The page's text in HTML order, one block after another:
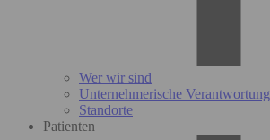
Wer wir sind
Unternehmerische Verantwortung
Standorte
Patienten